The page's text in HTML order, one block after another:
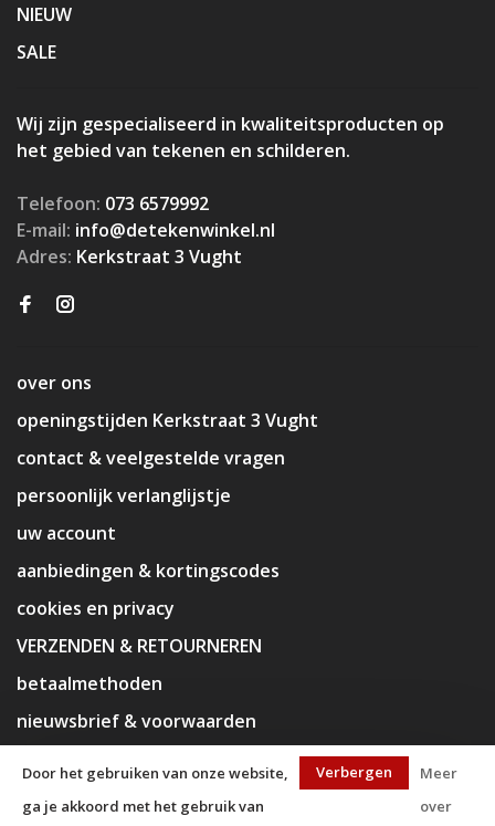
NIEUW
SALE
Wij zijn gespecialiseerd in kwaliteitsproducten op
het gebied van tekenen en schilderen.
Telefoon: 073 6579992
E-mail: info@detekenwinkel.nl
Adres: Kerkstraat 3 Vught
over ons
openingstijden Kerkstraat 3 Vught
contact & veelgestelde vragen
persoonlijk verlanglijstje
uw account
aanbiedingen & kortingscodes
cookies en privacy
VERZENDEN & RETOURNEREN
betaalmethoden
nieuwsbrief & voorwaarden
Door het gebruiken van onze website,
ga je akkoord met het gebruik van
Verbergen
Meer
over